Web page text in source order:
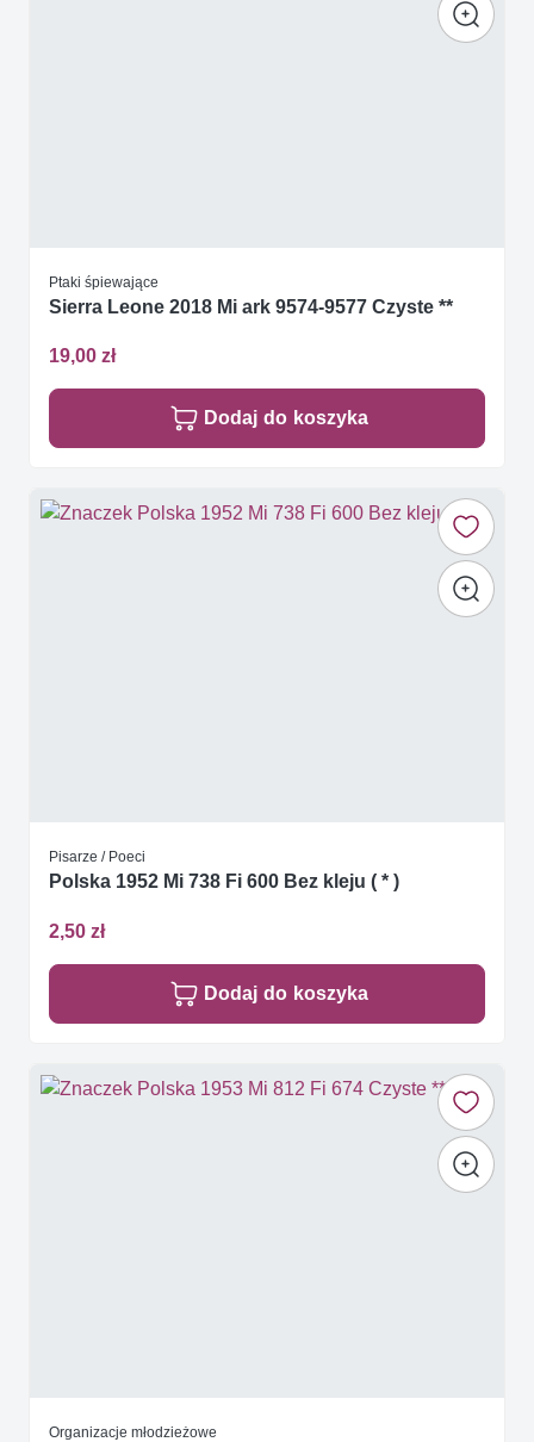
Ptaki śpiewające
Sierra Leone 2018 Mi ark 9574-9577 Czyste **
19,00 zł
Dodaj do koszyka
Pisarze / Poeci
Polska 1952 Mi 738 Fi 600 Bez kleju ( * )
2,50 zł
Dodaj do koszyka
Organizacje młodzieżowe